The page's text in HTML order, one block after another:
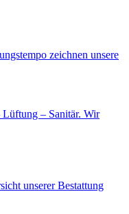
zeichnen unsere
– Sanitär. Wir
unserer Bestattung